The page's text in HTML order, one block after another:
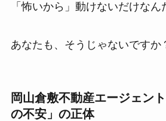
「怖いから」動けないだけなん
あなたも、そうじゃないですか
岡山倉敷不動産エージェン
の不安」の正体